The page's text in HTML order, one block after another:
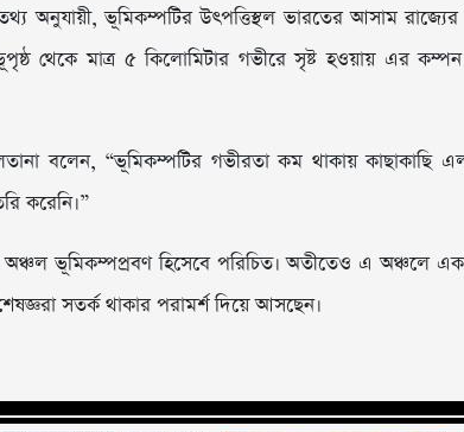
অনুযায়ী, ভূমিকম্পটির উৎপত্তিস্থল ভারতের আসাম রাজ্যের
থেকে মাত্র ৫ কিলোমিটার গভীরে সৃষ্ট হওয়ায় এর
বলেন, “ভূমিকম্পটির গভীরতা কম থাকায় কাছাকাছি
করেনি।”
ভূমিকম্পপ্রবণ হিসেবে পরিচিত। অতীতেও এ অঞ্চলে
সতর্ক থাকার পরামর্শ দিয়ে আসছেন।